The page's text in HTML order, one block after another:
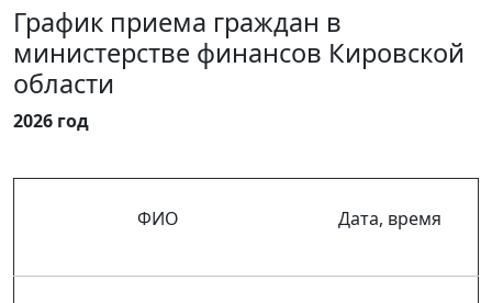
График приема граждан в
министерстве финансов Кировской
области
2026 год
ФИО Дата, время